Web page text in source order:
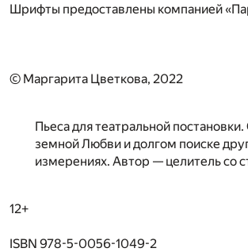
Шрифты предоставлены компанией
© Маргарита Цветкова, 2022
Пьеса для театральной
земной Любви и долгом поиске
измерениях. Автор — целитель со
12+
ISBN 978-5-0056-1049-2